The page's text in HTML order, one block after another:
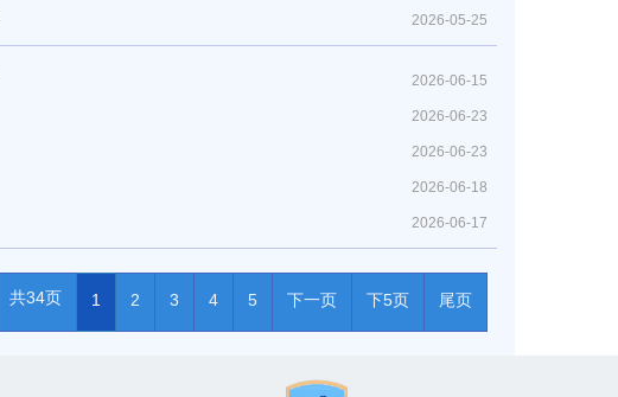
2026-05-25
2026-06-15
2026-06-23
2026-06-23
2026-06-18
2026-06-17
共34页 1 2 3 4 5 下一页 下5页 尾页